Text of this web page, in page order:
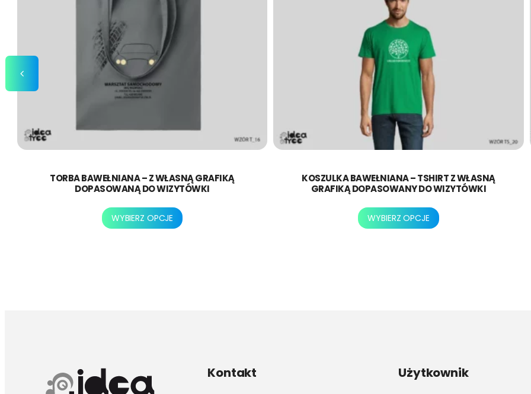
TORBA BAWEŁNIANA – Z WŁASNĄ GRAFIKĄ
DOPASOWANĄ DO WIZYTÓWKI
WYBIERZ OPCJE
Ten
KOSZULKA BAWEŁNIANA – TSHIRT Z WŁASNĄ
GRAFIKĄ DOPASOWANY DO WIZYTÓWKI
WYBIERZ OPCJE
Ten
Kontakt
Użytkownik